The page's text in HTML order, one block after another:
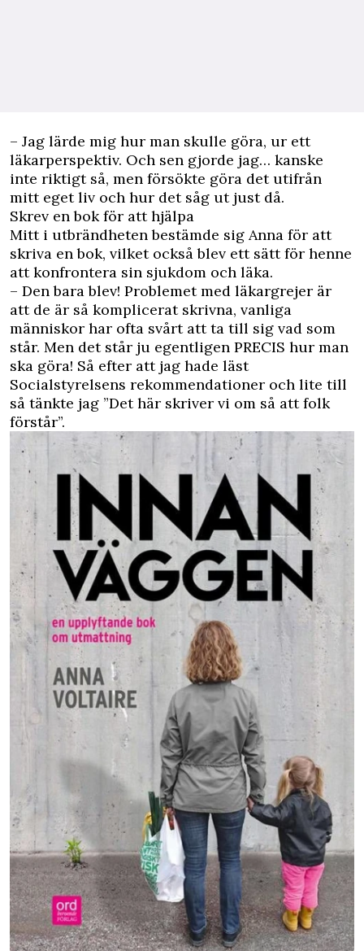
– Jag lärde mig hur man skulle göra, ur ett
läkarperspektiv. Och sen gjorde jag… kanske
inte riktigt så, men försökte göra det utifrån
mitt eget liv och hur det såg ut just då.
Skrev en bok för att hjälpa
Mitt i utbrändheten bestämde sig Anna för att
skriva en bok, vilket också blev ett sätt för henne
att konfrontera sin sjukdom och läka.
– Den bara blev! Problemet med läkargrejer är
att de är så komplicerat skrivna, vanliga
människor har ofta svårt att ta till sig vad som
står. Men det står ju egentligen PRECIS hur man
ska göra! Så efter att jag hade läst
Socialstyrelsens rekommendationer och lite till
så tänkte jag ”Det här skriver vi om så att folk
förstår”.